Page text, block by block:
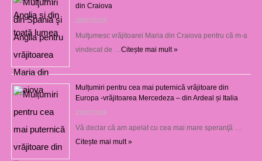
din Craiova
28/07/2026
Mulţumesc vrăjitoarei Maria din Craiova pentru că m-a
vindecat de … Citește mai mult »
Mulțumiri pentru cea mai puternică vrăjitoare din
Europa -vrăjitoarea Mercedeza – din Ardeal și Italia
23/07/2026
Vă declar că am apelat cu cea mai mare speranţă …
Citește mai mult »